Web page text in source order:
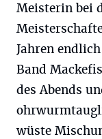
Meisterin bei
Jahren
Band
des Abends
wüste